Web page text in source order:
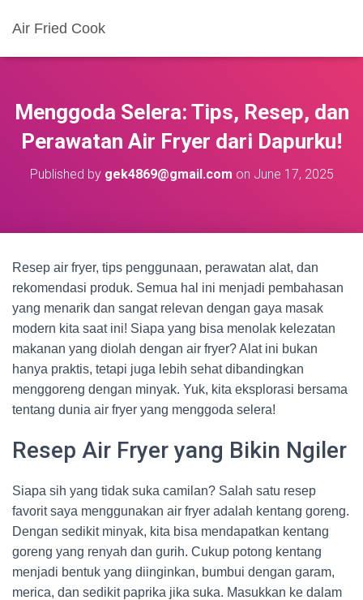
Air Fried Cook
Menggoda Selera: Tips, Resep, dan
Perawatan Air Fryer dari Dapurku!
Published by gek4869@gmail.com on June 17, 2025
Resep air fryer, tips penggunaan, perawatan alat, dan
rekomendasi produk. Semua hal ini menjadi pembahasan
yang menarik dan sangat relevan dengan gaya masak
modern kita saat ini! Siapa yang bisa menolak kelezatan
makanan yang diolah dengan air fryer? Alat ini bukan
hanya praktis, tetapi juga lebih sehat dibandingkan
menggoreng dengan minyak. Yuk, kita eksplorasi bersama
tentang dunia air fryer yang menggoda selera!
Resep Air Fryer yang Bikin Ngiler
Siapa sih yang tidak suka camilan? Salah satu resep
favorit saya menggunakan air fryer adalah kentang goreng.
Dengan sedikit minyak, kita bisa mendapatkan kentang
goreng yang renyah dan gurih. Cukup potong kentang
menjadi bentuk yang diinginkan, bumbui dengan garam,
merica, dan sedikit paprika jika suka. Masukkan ke dalam